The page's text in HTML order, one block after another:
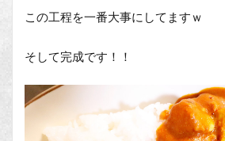
この工程を一番大事にしてますｗ
そして完成です！！